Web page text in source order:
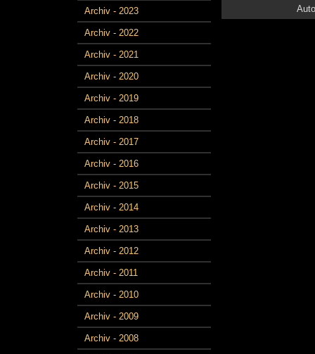
Archiv - 2023
Archiv - 2022
Archiv - 2021
Archiv - 2020
Archiv - 2019
Archiv - 2018
Archiv - 2017
Archiv - 2016
Archiv - 2015
Archiv - 2014
Archiv - 2013
Archiv - 2012
Archiv - 2011
Archiv - 2010
Archiv - 2009
Archiv - 2008